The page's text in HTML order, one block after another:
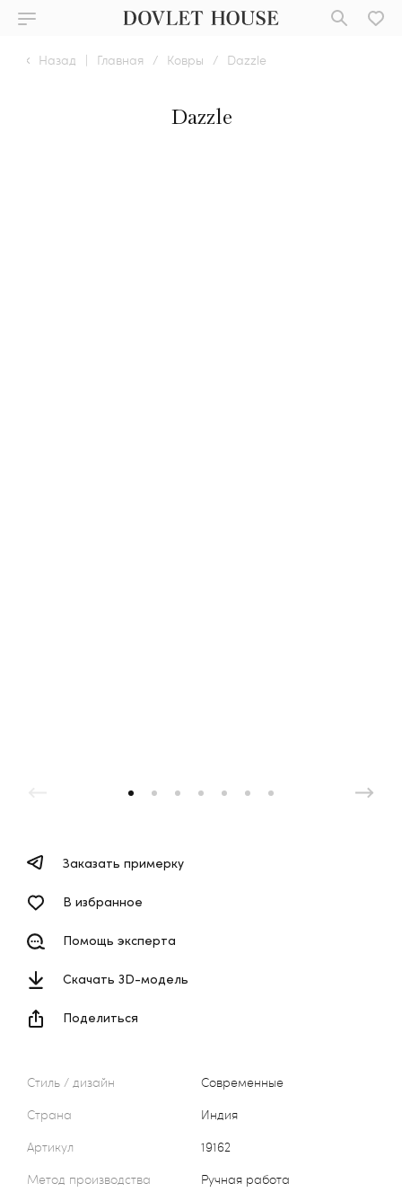
Назад | Главная / Ковры / Dazzle
Dazzle
Стиль / дизайн
Современные
Страна
Индия
Артикул
19162
Метод производства
Ручная работа
Заказать примерку
В избранное
Помощь эксперта
Скачать 3D-модель
Поделиться